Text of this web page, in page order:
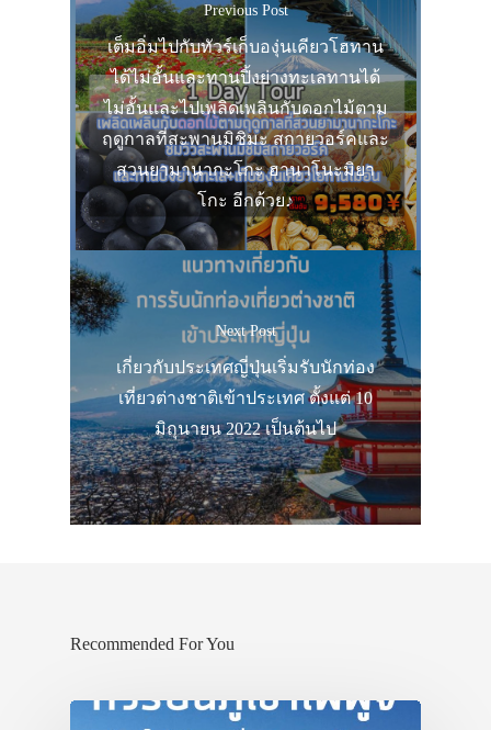
Previous Post
เต็มอิ่มไปกับทัวร์เก็บองุ่นเคียวโฮทาน
ได้ไม่อั้นและทานปิ้งย่างทะเลทานได้
ไม่อั้นและไปเพลิดเพลินกับดอกไม้ตาม
ฤดูกาลที่สะพานมิชิมะ สกายวอร์คและ
สวนยามานากะโกะ ฮานาโนะมิยา
โกะ อีกด้วย♪
Next Post
เกี่ยวกับประเทศญี่ปุ่นเริ่มรับนักท่อง
เที่ยวต่างชาติเข้าประเทศ ตั้งแต่ 10
มิถุนายน 2022 เป็นต้นไป
Recommended For You